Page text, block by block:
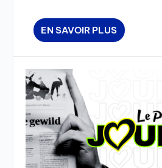
EN SAVOIR PLUS